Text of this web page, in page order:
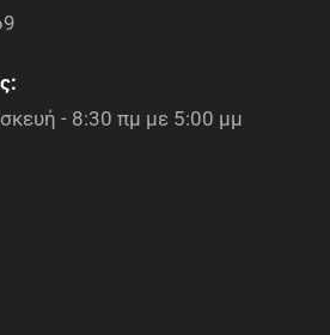
- 8:30 πμ με 5:00 μμ